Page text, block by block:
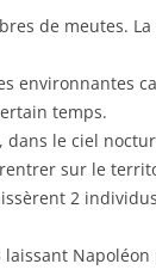
de meutes.
environnantes
temps.
le ciel
sur le
2